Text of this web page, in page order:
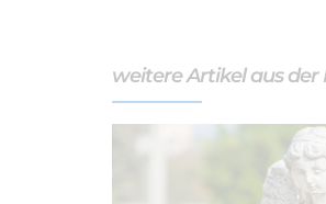
weitere Artikel aus